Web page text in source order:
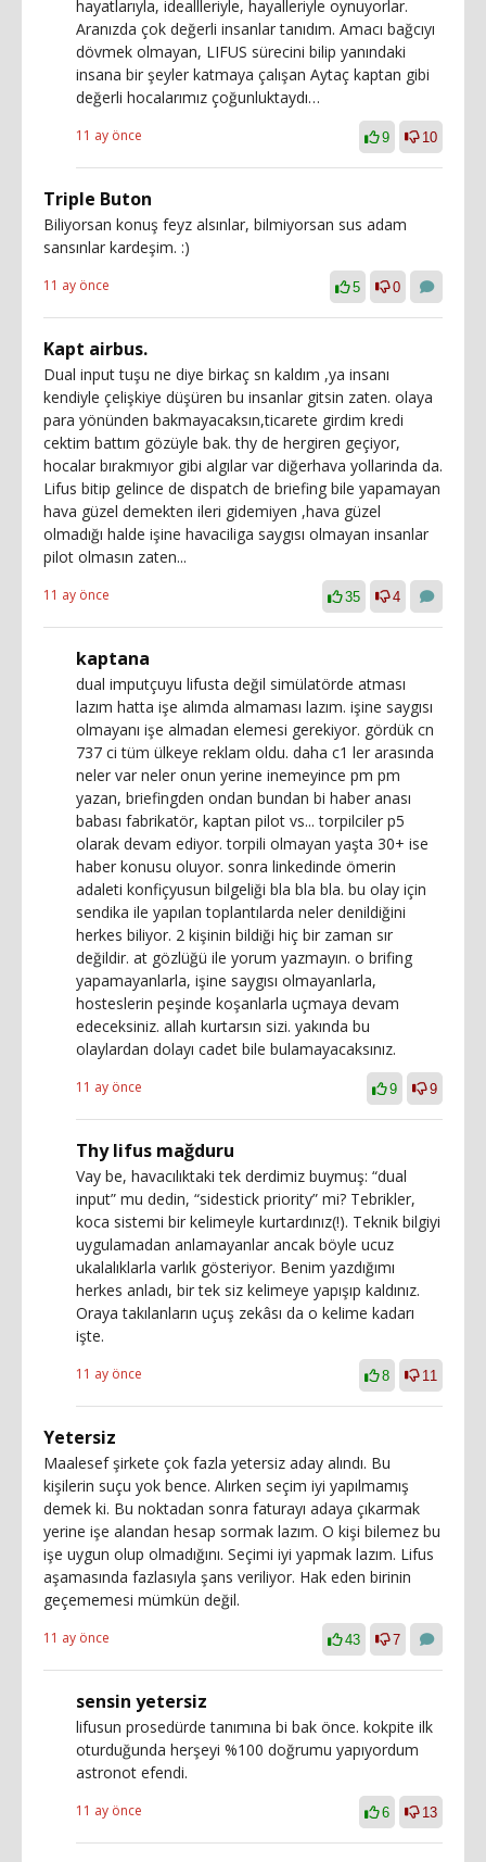
hayatlarıyla, ideallleriyle, hayalleriyle oynuyorlar.
Aranızda çok değerli insanlar tanıdım. Amacı bağcıyı
dövmek olmayan, LIFUS sürecini bilip yanındaki
insana bir şeyler katmaya çalışan Aytaç kaptan gibi
değerli hocalarımız çoğunluktaydı…
11 ay önce 9 10
Triple Buton
Biliyorsan konuş feyz alsınlar, bilmiyorsan sus adam
sansınlar kardeşim. :)
11 ay önce 5 0
Kapt airbus.
Dual input tuşu ne diye birkaç sn kaldım ,ya insanı
kendiyle çelişkiye düşüren bu insanlar gitsin zaten. olaya
para yönünden bakmayacaksın,ticarete girdim kredi
cektim battım gözüyle bak. thy de hergiren geçiyor,
hocalar bırakmıyor gibi algılar var diğerhava yollarinda da.
Lifus bitip gelince de dispatch de briefing bile yapamayan
hava güzel demekten ileri gidemiyen ,hava güzel
olmadığı halde işine havaciliga saygısı olmayan insanlar
pilot olmasın zaten...
11 ay önce 35 4
kaptana
dual imputçuyu lifusta değil simülatörde atması
lazım hatta işe alımda almaması lazım. işine saygısı
olmayanı işe almadan elemesi gerekiyor. gördük cn
737 ci tüm ülkeye reklam oldu. daha c1 ler arasında
neler var neler onun yerine inemeyince pm pm
yazan, briefingden ondan bundan bi haber anası
babası fabrikatör, kaptan pilot vs... torpilciler p5
olarak devam ediyor. torpili olmayan yaşta 30+ ise
haber konusu oluyor. sonra linkedinde ömerin
adaleti konfiçyusun bilgeliği bla bla bla. bu olay için
sendika ile yapılan toplantılarda neler denildiğini
herkes biliyor. 2 kişinin bildiği hiç bir zaman sır
değildir. at gözlüğü ile yorum yazmayın. o brifing
yapamayanlarla, işine saygısı olmayanlarla,
hosteslerin peşinde koşanlarla uçmaya devam
edeceksiniz. allah kurtarsın sizi. yakında bu
olaylardan dolayı cadet bile bulamayacaksınız.
11 ay önce 9 9
Thy lifus mağduru
Vay be, havacılıktaki tek derdimiz buymuş: “dual
input” mu dedin, “sidestick priority” mi? Tebrikler,
koca sistemi bir kelimeyle kurtardınız(!). Teknik bilgiyi
uygulamadan anlamayanlar ancak böyle ucuz
ukalalıklarla varlık gösteriyor. Benim yazdığımı
herkes anladı, bir tek siz kelimeye yapışıp kaldınız.
Oraya takılanların uçuş zekâsı da o kelime kadarı
işte.
11 ay önce 8 11
Yetersiz
Maalesef şirkete çok fazla yetersiz aday alındı. Bu
kişilerin suçu yok bence. Alırken seçim iyi yapılmamış
demek ki. Bu noktadan sonra faturayı adaya çıkarmak
yerine işe alandan hesap sormak lazım. O kişi bilemez bu
işe uygun olup olmadığını. Seçimi iyi yapmak lazım. Lifus
aşamasında fazlasıyla şans veriliyor. Hak eden birinin
geçememesi mümkün değil.
11 ay önce 43 7
sensin yetersiz
lifusun prosedürde tanımına bi bak önce. kokpite ilk
oturduğunda herşeyi %100 doğrumu yapıyordum
astronot efendi.
11 ay önce 6 13